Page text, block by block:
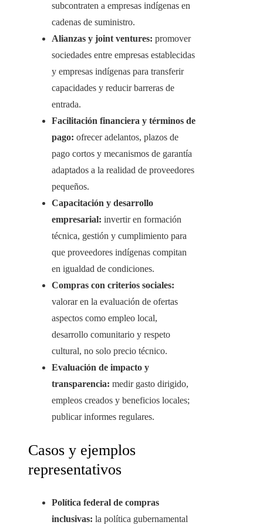
subcontraten a empresas indígenas en
cadenas de suministro.
Alianzas y joint ventures: promover
sociedades entre empresas establecidas
y empresas indígenas para transferir
capacidades y reducir barreras de
entrada.
Facilitación financiera y términos de
pago: ofrecer adelantos, plazos de
pago cortos y mecanismos de garantía
adaptados a la realidad de proveedores
pequeños.
Capacitación y desarrollo
empresarial: invertir en formación
técnica, gestión y cumplimiento para
que proveedores indígenas compitan
en igualdad de condiciones.
Compras con criterios sociales:
valorar en la evaluación de ofertas
aspectos como empleo local,
desarrollo comunitario y respeto
cultural, no solo precio técnico.
Evaluación de impacto y
transparencia: medir gasto dirigido,
empleos creados y beneficios locales;
publicar informes regulares.
Casos y ejemplos
representativos
Política federal de compras
inclusivas: la política gubernamental